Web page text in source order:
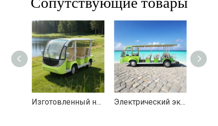
Изготовленный на заказ OEM ODM Производитель 8-местного электрического экскурсионного автобуса - EG6088K Электрический экскурсионный автобус Китай Производитель - EG6230T